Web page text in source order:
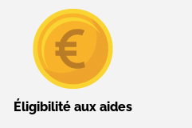
Éligibilité aux aides